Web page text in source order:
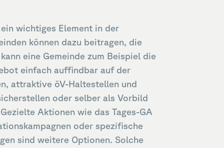
wichtiges Element in der
können dazu beitragen, die
eine Gemeinde zum Beispiel die
einfach auffindbar auf der
attraktive öV-Haltestellen und
oder selber als Vorbild
Aktionen wie das Tages-GA
oder spezifische
sind weitere Optionen. Solche